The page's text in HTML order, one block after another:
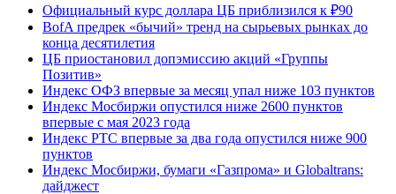
Официальный курс доллара ЦБ приблизился к ₽90
BofA предрек «бычий» тренд на сырьевых рынках до
конца десятилетия
ЦБ приостановил допэмиссию акций «Группы
Позитив»
Индекс ОФЗ впервые за месяц упал ниже 103 пунктов
Индекс Мосбиржи опустился ниже 2600 пунктов
впервые с мая 2023 года
Индекс РТС впервые за два года опустился ниже 900
пунктов
Индекс Мосбиржи, бумаги «Газпрома» и Globaltrans:
дайджест